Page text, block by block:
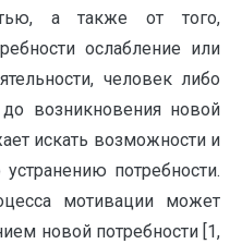
а также от того,
ослабление или
человек либо
до возникновения новой
искать возможности и
потребности.
мотивации может
новой потребности [1,